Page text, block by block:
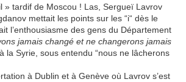
» tardif de Moscou ! Las, Sergueï Lavrov
mettait les points sur les “i“ dès le
l’enthousiasme des gens du Département
jamais changé et ne changerons jamais
la Syrie, sous entendu “nous ne lâcherons
à Dublin et à Genève où Lavrov s’est